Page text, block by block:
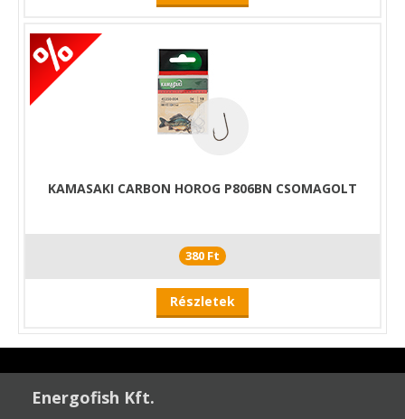
KAMASAKI CARBON HOROG P806BN CSOMAGOLT
380 Ft
Részletek
Energofish Kft.